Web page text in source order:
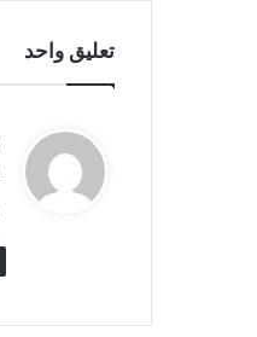
تعليق واحد